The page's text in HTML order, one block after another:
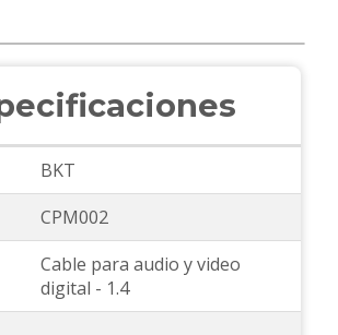
BKT
CPM002
Cable para audio y video
digital - 1.4